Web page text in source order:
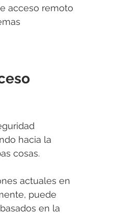
acceso remoto
hacia la
cosas.
actuales en
puede
​​en la